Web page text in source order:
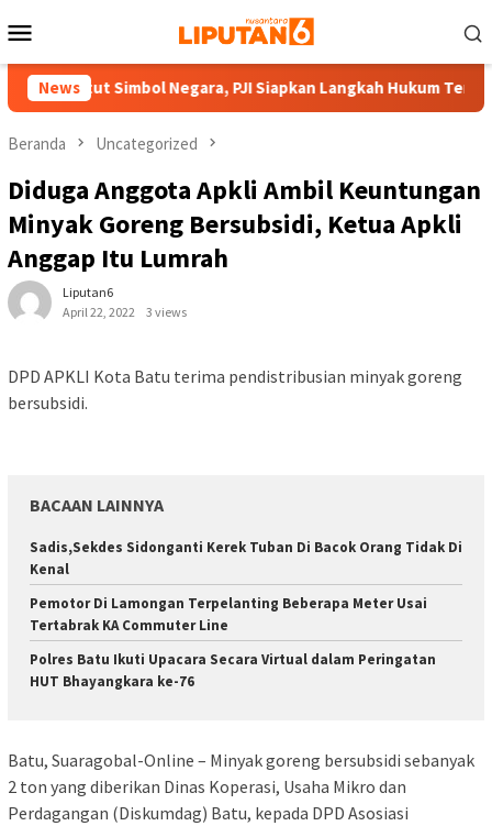
ke
Mobile
News
Catut Simbol Negara, PJI Siapkan Langkah Hukum Terhadap
Beranda Uncategorized
Diduga Anggota Apkli Ambil Keuntungan
Minyak Goreng Bersubsidi, Ketua Apkli
Anggap Itu Lumrah
Liputan6
April 22, 2022
3 views
DPD APKLI Kota Batu terima pendistribusian minyak goreng
bersubsidi.
BACAAN LAINNYA
Sadis,Sekdes Sidonganti Kerek Tuban Di Bacok Orang Tidak Di
Kenal
Pemotor Di Lamongan Terpelanting Beberapa Meter Usai
Tertabrak KA Commuter Line
Polres Batu Ikuti Upacara Secara Virtual dalam Peringatan
HUT Bhayangkara ke-76
Batu, Suaragobal-Online – Minyak goreng bersubsidi sebanyak
2 ton yang diberikan Dinas Koperasi, Usaha Mikro dan
Perdagangan (Diskumdag) Batu, kepada DPD Asosiasi